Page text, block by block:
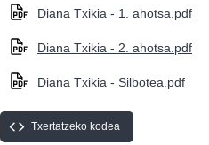
Diana Txikia - 1. ahotsa.pdf
Diana Txikia - 2. ahotsa.pdf
Diana Txikia - Silbotea.pdf
Txertatzeko kodea